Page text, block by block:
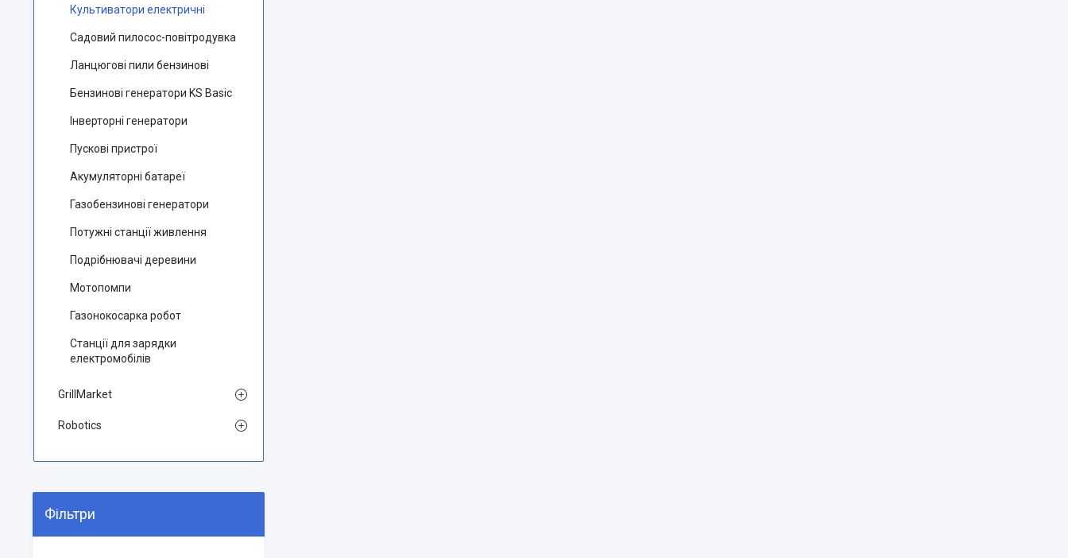
Культиватори електричні
Садовий пилосос-повітродувка
Ланцюгові пили бензинові
Бензинові генератори KS Basic
Інверторні генератори
Пускові пристрої
Aкумуляторні батареї
Газобензинові генератори
Потужні станції живлення
Подрібнювачі деревини
Мотопомпи
Газонокосарка робот
Станції для зарядки
електромобілів
GrillMarket
Robotics
Фільтри